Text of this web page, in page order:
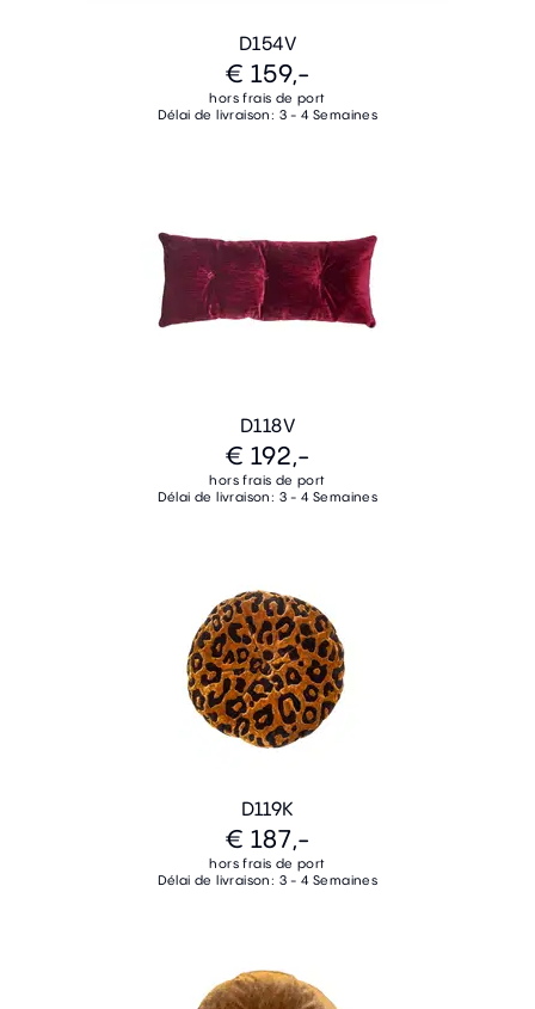
D154V
€ 159,-
hors frais de port
Délai de livraison: 3 - 4 Semaines
D118V
€ 192,-
hors frais de port
Délai de livraison: 3 - 4 Semaines
D119K
€ 187,-
hors frais de port
Délai de livraison: 3 - 4 Semaines